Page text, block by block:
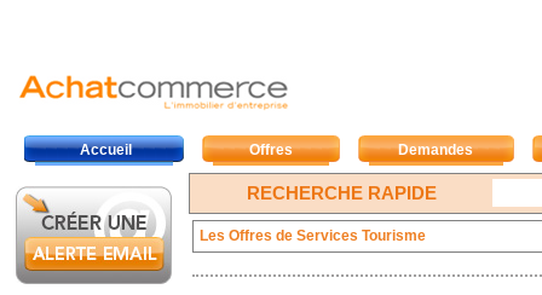
Accueil Offres Demandes
RECHERCHE RAPIDE
Les Offres de Services Tourisme